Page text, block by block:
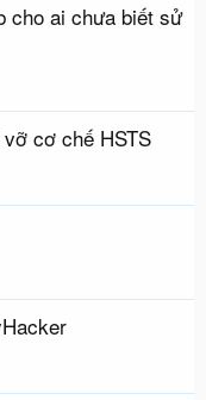
cho ai chưa biết sử
cơ chế HSTS